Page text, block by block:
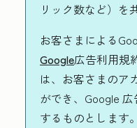
リック数など）を
お客さまによる
Google広告利用規
は、お客さまのア
ができ、Google
するものとします